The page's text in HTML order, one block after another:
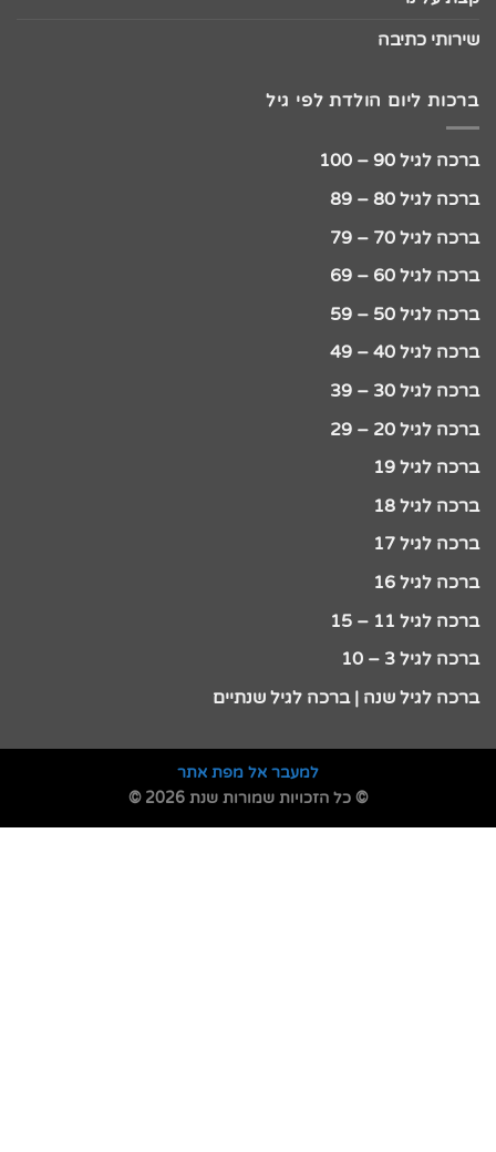
שירותי כתיבה
ברכות ליום הולדת לפי גיל
ברכה לגיל 90 – 100
ברכה לגיל 80 – 89
ברכה לגיל 70 – 79
ברכה לגיל 60 – 69
ברכה לגיל 50 – 59
ברכה לגיל 40 – 49
ברכה לגיל 30 – 39
ברכה לגיל 20 – 29
ברכה לגיל 19
ברכה לגיל 18
ברכה לגיל 17
ברכה לגיל 16
ברכה לגיל 11 – 15
ברכה לגיל 3 – 10
ברכה לגיל שנה | ברכה לגיל שנתיים
למעבר אל מפת אתר
© כל הזכויות שמורות שנת 2026 ©